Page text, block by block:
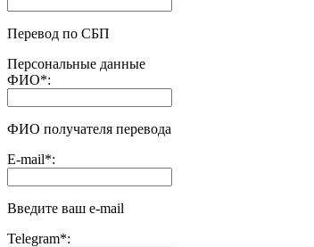
Перевод по СБП
Персональные данные
ФИО*:
ФИО получателя перевода
E-mail*:
Введите ваш e-mail
Telegram*: